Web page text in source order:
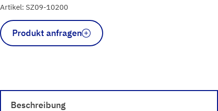
Artikel: SZ09-10200
Kabelspule
25
Produkt anfragen
Beschreibung